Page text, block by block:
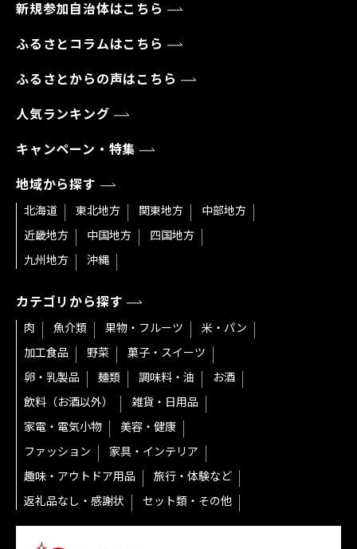
新規参加自治体はこちら
ふるさとコラムはこちら
ふるさとからの声はこちら
人気ランキング
キャンペーン・特集
地域から探す
北海道 東北地方 関東地方
中部地方
近畿地方
中国地方
四国地方
九州地方
沖縄
カテゴリから探す
肉 魚介類 果物・フルーツ
米・パン
加工食品
野菜
菓子・スイーツ
卵・乳製品
麺類 調味料・油
お酒
飲料（お酒以外）
雑貨・日用品
家電・電気小物
美容・健康
ファッション
家具・インテリア
趣味・アウトドア用品
旅行・体験など
返礼品なし・感謝状
セット類・その他